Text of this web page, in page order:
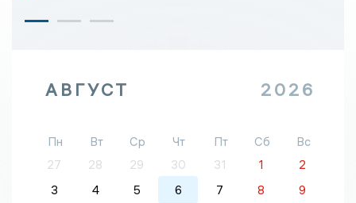
АВГУСТ 2026
Пн Вт Ср Чт Пт Сб
Вс
27
28 29 30 31 1
2
3
4 5 6 7 8
9